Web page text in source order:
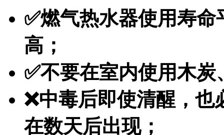
✅燃气热水器使用寿
高；
✅不要在室内使用木
❌中毒后即使清醒，
在数天后出现；